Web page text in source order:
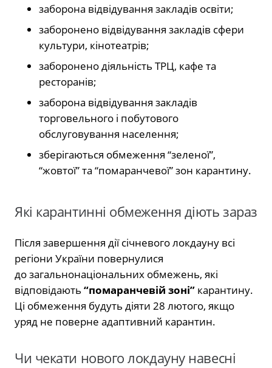
заборона відвідування закладів освіти;
заборонено відвідування закладів сфери
культури, кінотеатрів;
заборонено діяльність ТРЦ, кафе та
ресторанів;
заборона відвідування закладів
торговельного і побутового
обслуговування населення;
зберігаються обмеження “зеленої”,
“жовтої” та “помаранчевої” зон карантину.
Які карантинні обмеження діють зараз
Після завершення дії січневого локдауну всі
регіони України повернулися
до загальнонаціональних обмежень, які
відповідають “помаранчевій зоні” карантину.
Ці обмеження будуть діяти 28 лютого, якщо
уряд не поверне адаптивний карантин.
Чи чекати нового локдауну навесні